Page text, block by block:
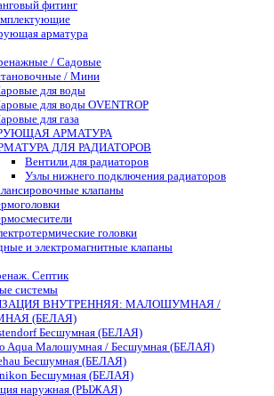
фитинг
арматура
/ Садовые
/ Мини
для воды
для воды OVENTROP
для газа
АРМАТУРА
ДЛЯ РАДИАТОРОВ
Вентили для радиаторов
Узлы нижнего подключения радиаторов
клапаны
головки
и электромагнитные клапаны
Септик
системы
ВНУТРЕННЯЯ: МАЛОШУМНАЯ /
(БЕЛАЯ)
Бесшумная (БЕЛАЯ)
Aqua Малошумная / Бесшумная (БЕЛАЯ)
Бесшумная (БЕЛАЯ)
Бесшумная (БЕЛАЯ)
наружная (РЫЖАЯ)